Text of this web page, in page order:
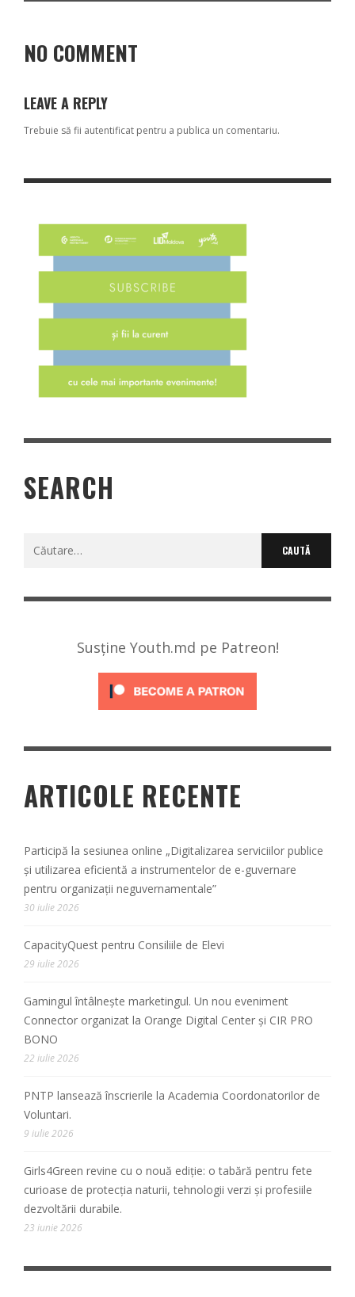
NO COMMENT
LEAVE A REPLY
Trebuie să fii autentificat pentru a publica un comentariu.
SEARCH
Caută
Susține Youth.md pe Patreon!
ARTICOLE RECENTE
Participă la sesiunea online „Digitalizarea serviciilor publice
și utilizarea eficientă a instrumentelor de e-guvernare
pentru organizații neguvernamentale”
30 iulie 2026
CapacityQuest pentru Consiliile de Elevi
29 iulie 2026
Gamingul întâlnește marketingul. Un nou eveniment
Connector organizat la Orange Digital Center și CIR PRO
BONO
22 iulie 2026
PNTP lansează înscrierile la Academia Coordonatorilor de
Voluntari.
9 iulie 2026
Girls4Green revine cu o nouă ediție: o tabără pentru fete
curioase de protecția naturii, tehnologii verzi și profesiile
dezvoltării durabile.
23 iunie 2026